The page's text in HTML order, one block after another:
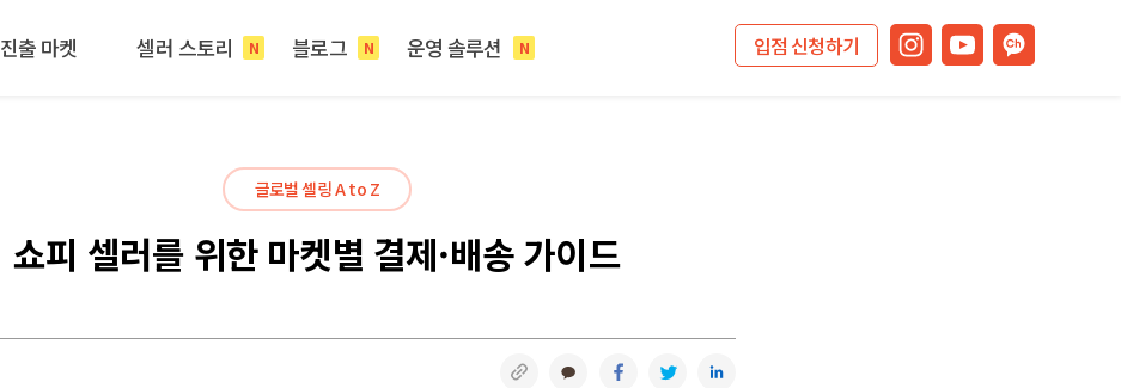
진출 마켓 셀러 스토리 N 블로그 N 운영 솔루션 N 입점 신청하기
글로벌 셀링 A to Z
쇼피 셀러를 위한 마켓별 결제·배송 가이드
링크복사 카카오톡 페이스북 트위터